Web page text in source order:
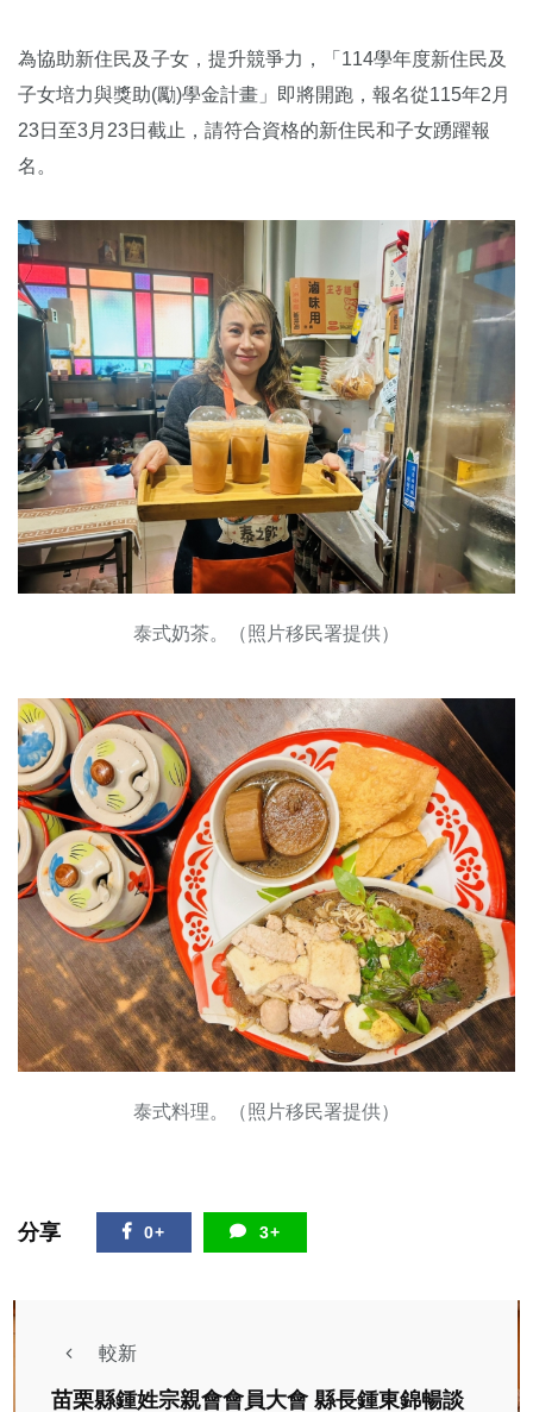
為協助新住民及子女，提升競爭力，「114學年度新住民及
子女培力與獎助(勵)學金計畫」即將開跑，報名從115年2月
23日至3月23日截止，請符合資格的新住民和子女踴躍報
名。
泰式奶茶。（照片移民署提供）
泰式料理。（照片移民署提供）
分享 0+ 3+
較新
苗栗縣鍾姓宗親會會員大會 縣長鍾東錦暢談